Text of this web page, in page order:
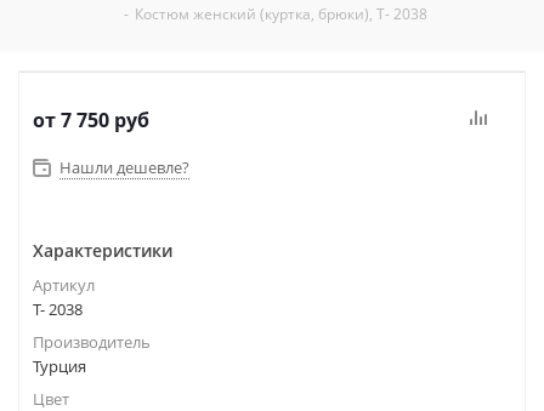
- Костюм женский (куртка, брюки), Т- 2038
от7 750 руб
Нашли дешевле?
Характеристики
Артикул
Т- 2038
Производитель
Турция
Цвет